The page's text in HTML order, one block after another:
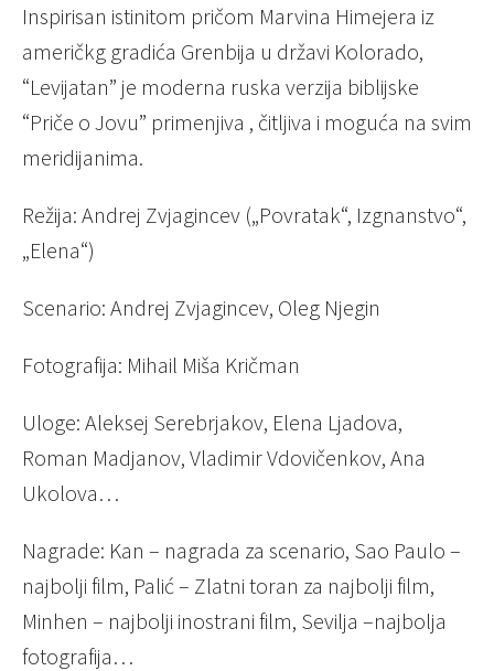
Inspirisan istinitom pričom Marvina Himejera iz
američkg gradića Grenbija u državi Kolorado,
“Levijatan” je moderna ruska verzija biblijske
“Priče o Jovu” primenjiva , čitljiva i moguća na svim
meridijanima.
Režija: Andrej Zvjagincev („Povratak“, Izgnanstvo“,
„Elena“)
Scenario: Andrej Zvjagincev, Oleg Njegin
Fotografija: Mihail Miša Kričman
Uloge: Aleksej Serebrjakov, Elena Ljadova,
Roman Madjanov, Vladimir Vdovičenkov, Ana
Ukolova…
Nagrade: Kan – nagrada za scenario, Sao Paulo –
najbolji film, Palić – Zlatni toran za najbolji film,
Minhen – najbolji inostrani film, Sevilja –najbolja
fotografija…